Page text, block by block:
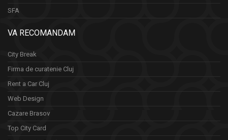
SFA
VA RECOMANDAM
City Break
Firma de curatenie Cluj
Rent a Car Cluj
Web Design
Cazare Brasov
Top City Card